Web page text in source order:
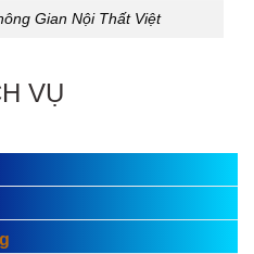
Gian Nội Thất Việt
VỤ